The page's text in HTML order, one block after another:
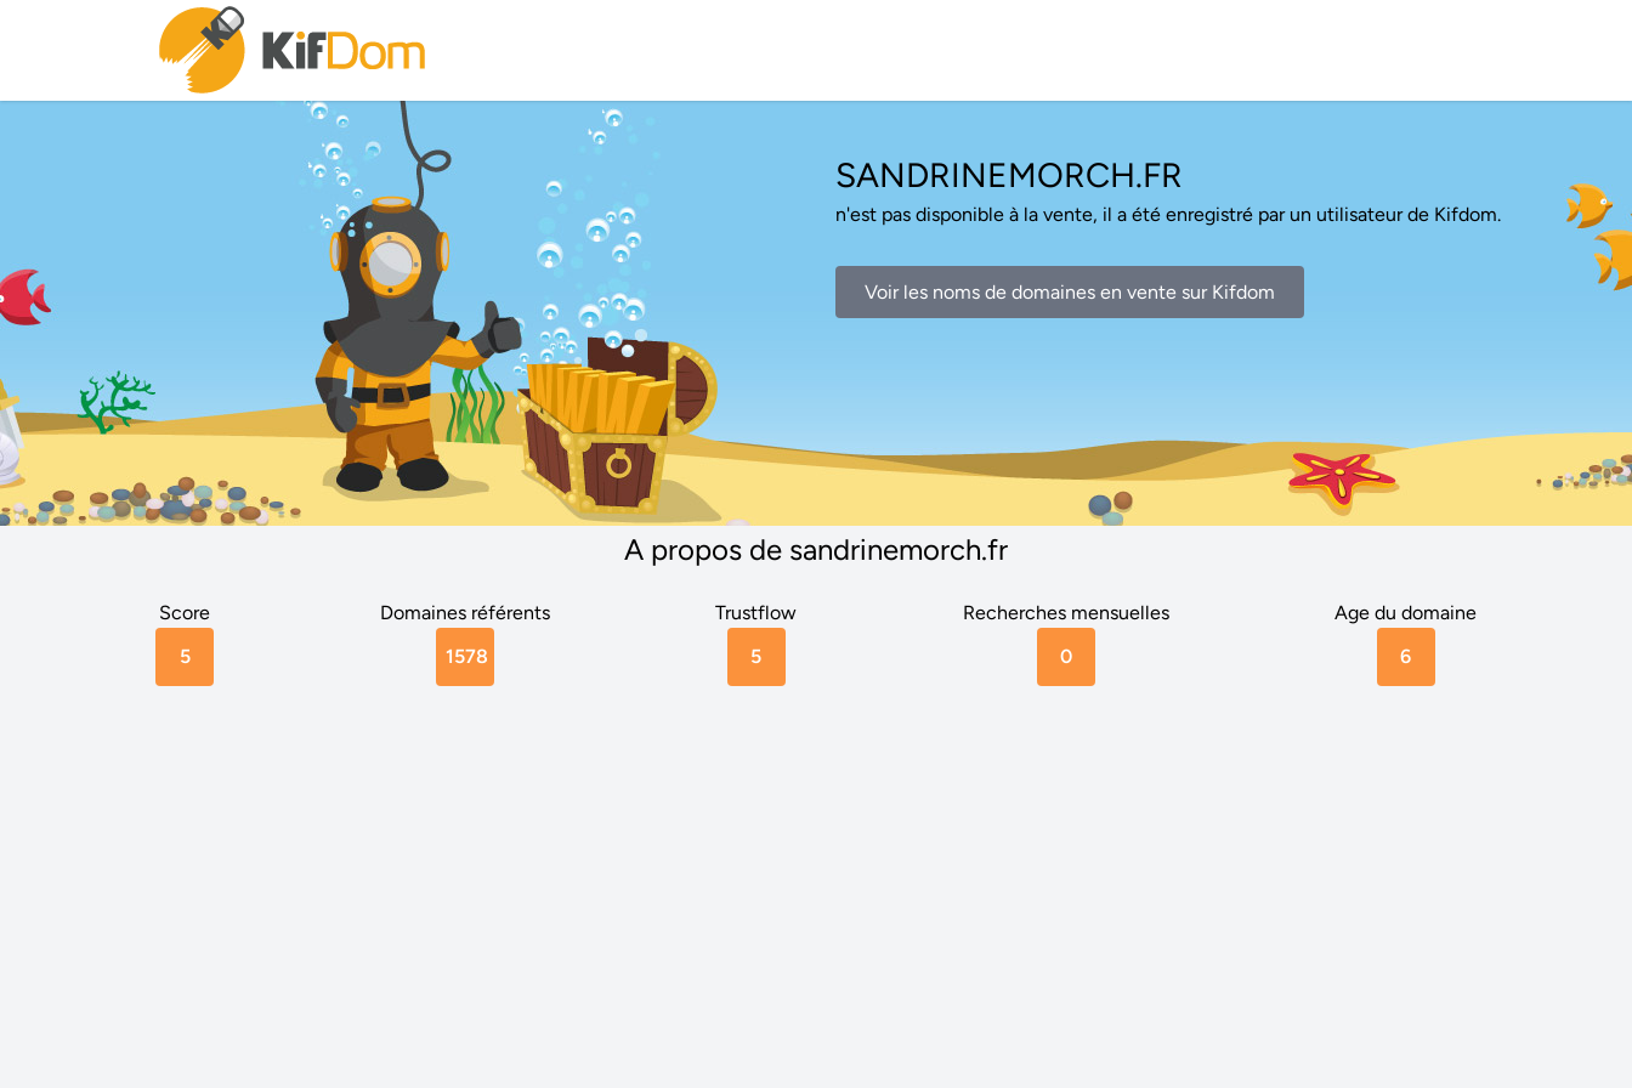
SANDRINEMORCH.FR
n'est pas disponible à la vente, il a été enregistré par un utilisateur de Kifdom.
Voir les noms de domaines en vente sur Kifdom
A propos de sandrinemorch.fr
Score
5
Domaines référents
1578
Trustflow
5
Recherches mensuelles
0
Age du domaine
6